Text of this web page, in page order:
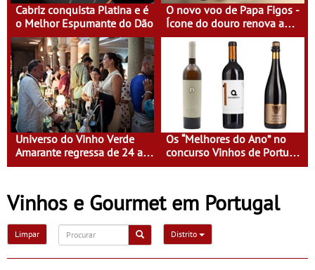
Cabriz conquista Platina e é
o Melhor Espumante do Dão
O novo voo de Papa Figos -
Ícone do douro renova a
imagem e afirma a
identidade de uma marca
líder
Universo do Vinho Verde
Amarante regressa de 24 a
26 de julho com vinho,
animação - Maria Eulália de
Macedo inspira a edição
Os “Melhores do Ano” no
concurso Vinhos de Portugal
que merecem lugar à mesa
Vinhos e Gourmet em Portugal
Limpar Distrito